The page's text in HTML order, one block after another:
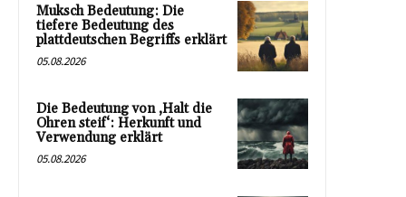
Muksch Bedeutung: Die
tiefere Bedeutung des
plattdeutschen Begriffs erklärt
05.08.2026
Die Bedeutung von ‚Halt die
Ohren steif‘: Herkunft und
Verwendung erklärt
05.08.2026